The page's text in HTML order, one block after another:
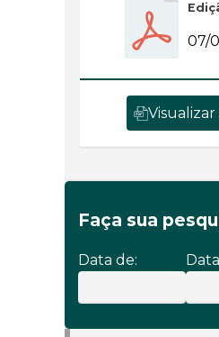
07/
Faça sua
Data de: